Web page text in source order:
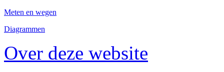
Meten en wegen
Diagrammen
Over deze website